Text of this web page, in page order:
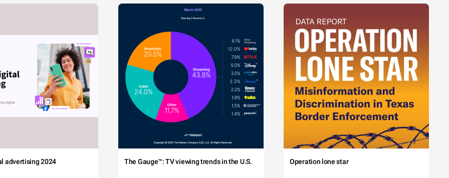
advertising 2024 The Gauge™: TV viewing trends in the U.S. Operation lone star